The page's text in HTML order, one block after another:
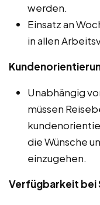
werden.
Einsatz an
in allen
Unabhängig
müssen
die Wünsche
einzugehen.
Verfügbarkeit bei